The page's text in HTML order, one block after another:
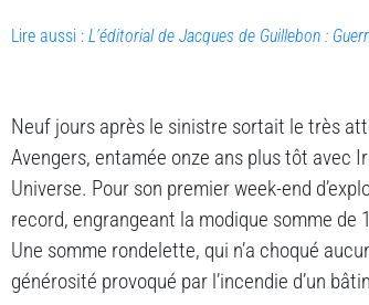
Lire aussi : L’éditorial de Jacques de Guillebon :
Neuf jours après le sinistre sortait le très
Avengers, entamée onze ans plus tôt avec
Universe. Pour son premier week-end
record, engrangeant la modique somme
Une somme rondelette, qui n’a choqué
générosité provoqué par l’incendie d’un